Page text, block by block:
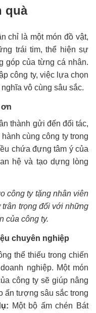
quà
chỉ là một món đồ vật,
trái tim, thể hiện sự
góp của từng cá nhân.
công ty, việc lựa chọn
vô cùng sâu sắc.
ơn
thành gửi đến đối tác,
cùng công ty trong
chứa đựng tâm ý của
hệ và tạo dựng lòng
công ty tặng nhân viên
trọng đối với những
của công ty.
chuyên nghiệp
thể thiếu trong chiến
nghiệp. Một món
công ty sẽ giúp nâng
ấn tượng sâu sắc trong
Một bộ ấm chén Bát